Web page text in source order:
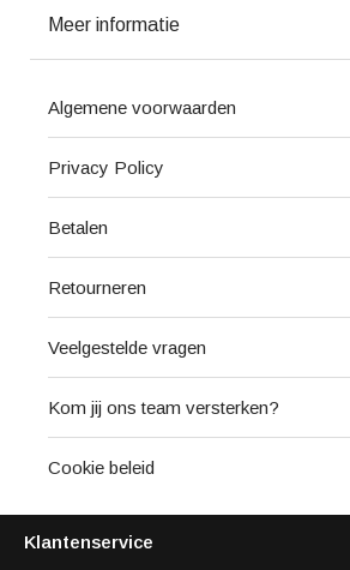
Meer informatie
Algemene voorwaarden
Privacy Policy
Betalen
Retourneren
Veelgestelde vragen
Kom jij ons team versterken?
Cookie beleid
Klantenservice